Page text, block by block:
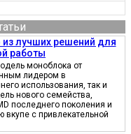
из лучших решений для
работы
моноблока от
лидером в
использования, так и
нового семейства,
последнего поколения и
вкупе с привлекательной